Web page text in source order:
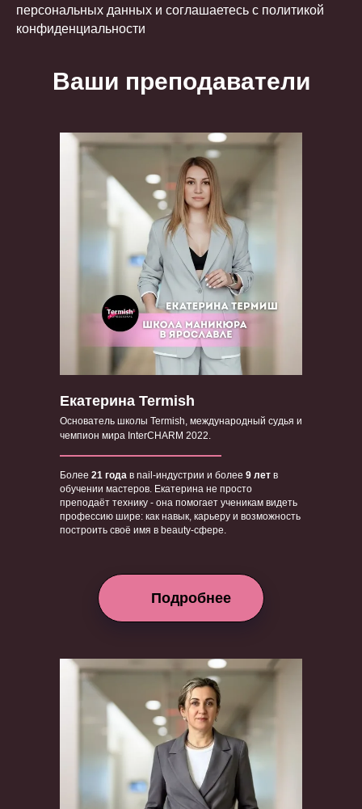
персональных данных и соглашаетесь c политикой
конфиденциальности
Ваши преподаватели
Екатерина Termish
Основатель школы Termish, международный судья и
чемпион мира InterCHARM 2022.
Более 21 года в nail-индустрии и более 9 лет в
обучении мастеров. Екатерина не просто
преподаёт технику - она помогает ученикам видеть
профессию шире: как навык, карьеру и возможность
построить своё имя в beauty-сфере.
Подробнее